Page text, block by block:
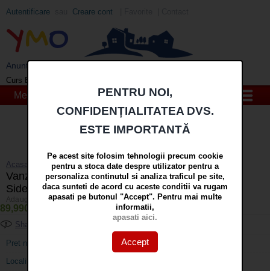
Autentificare Creare cont
YMO
Anunturi imobiliare din Galati si Braila - YMO
Curs BNR 07/08/2026:
Meniu
Acasa
Apartamente 3 camere
Vanzare apartament cu 3 camere dec in Galati,
Siderurgiștilor, etaj 2, suprafață 77 mp
Adaugat/actualizat pe 26 Dec 2025 | Accesari: 4255 | Nr. anunt: 3874
89,990 EURO
(472,349 lei curs BNR 07.08.2026)
Share
Adaugati la favorite
Pret negociabil:
Localitate:
PENTRU NOI,
CONFIDENȚIALITATEA DVS.
ESTE IMPORTANTĂ
Pe acest site folosim tehnologii precum cookie
pentru a stoca date despre utilizator pentru a
personaliza continutul si analiza traficul pe site,
daca sunteti de acord cu aceste conditii va rugam
apasati pe butonul "Accept". Pentru mai multe
informatii,
apasati aici.
Accept